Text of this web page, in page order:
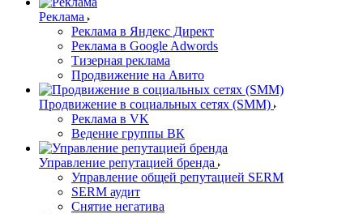
Реклама
Реклама в Яндекс Директ
Реклама в Google Adwords
Тизерная реклама
Продвижение на Авито
Продвижение в социальных сетях (SMM)
Реклама в VK
Ведение группы ВК
Управление репутацией бренда
Управление общей репутацией SERM
SERM аудит
Снятие негатива